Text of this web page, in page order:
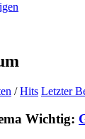
/Hits Letzter
Wichtig: